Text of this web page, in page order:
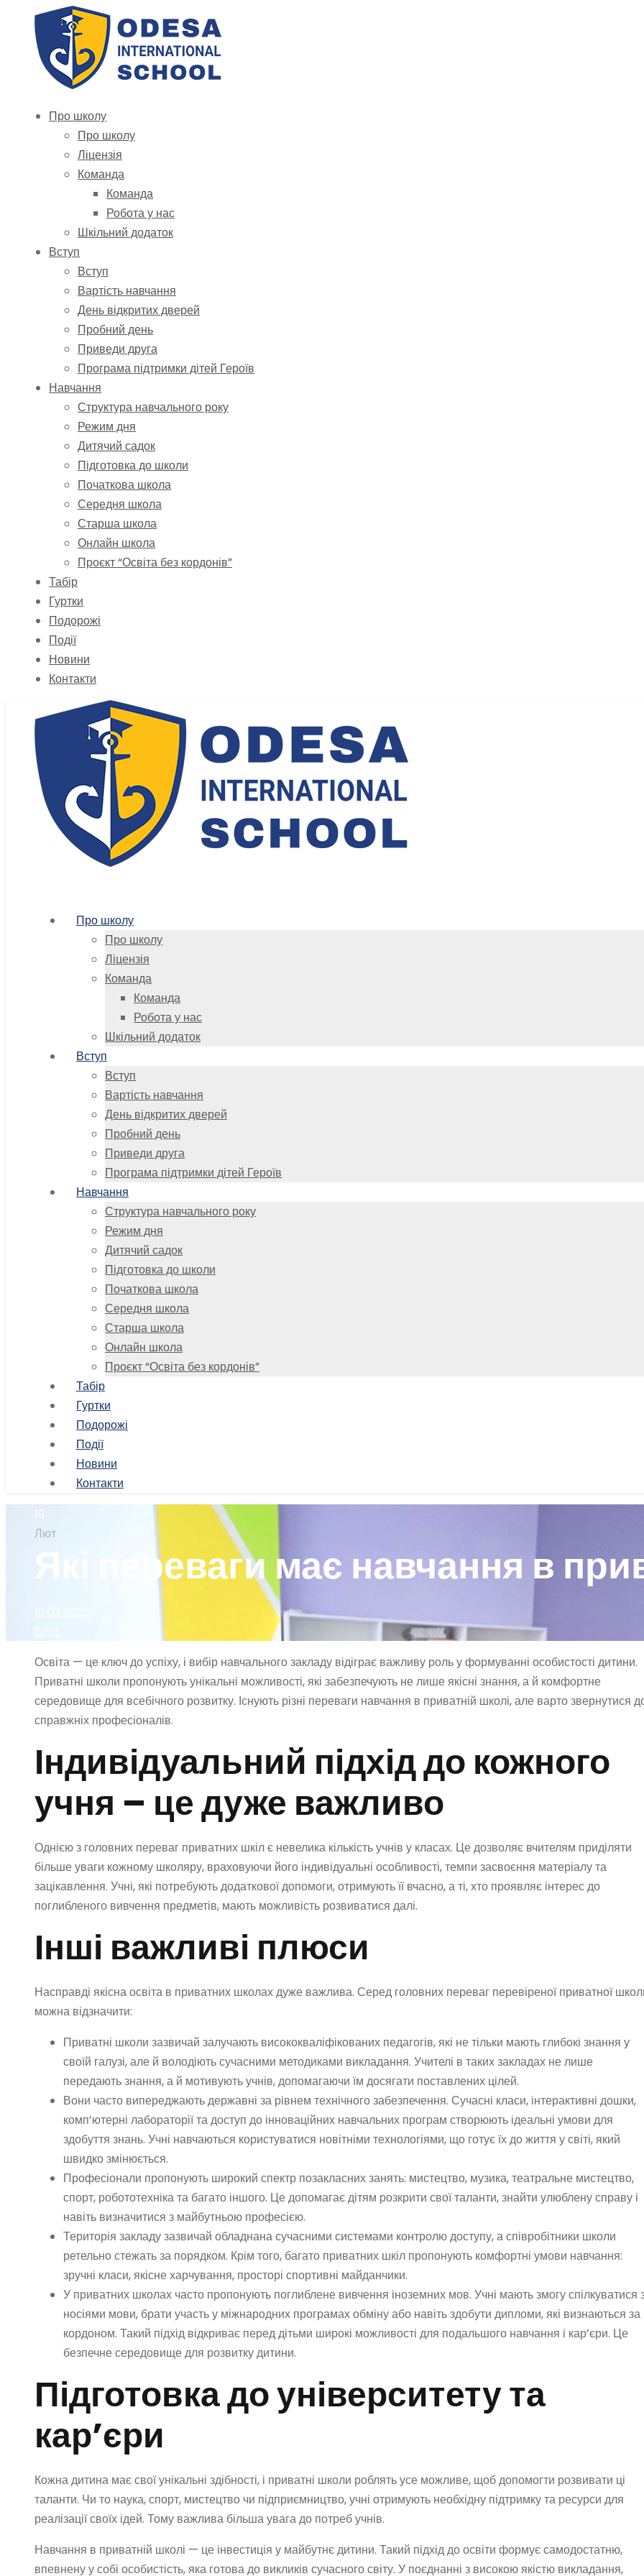
Про школу
Про школу
Ліцензія
Команда
Команда
Робота у нас
Шкільний додаток
Вступ
Вступ
Вартість навчання
День відкритих дверей
Пробний день
Приведи друга
Програма підтримки дітей Героїв
Навчання
Структура навчального року
Режим дня
Дитячий садок
Підготовка до школи
Початкова школа
Середня школа
Старша школа
Онлайн школа
Проєкт “Освіта без кордонів”
Табір
Гуртки
Подорожі
Події
Новини
Контакти
Про школу
Про школу
Ліцензія
Команда
Команда
Робота у нас
Шкільний додаток
Вступ
Вступ
Вартість навчання
День відкритих дверей
Пробний день
Приведи друга
Програма підтримки дітей Героїв
Навчання
Структура навчального року
Режим дня
Дитячий садок
Підготовка до школи
Початкова школа
Середня школа
Старша школа
Онлайн школа
Проєкт “Освіта без кордонів”
Табір
Гуртки
Подорожі
Події
Новини
Контакти
19
Лют
Які переваги має навчання в
19.02.2025
Блог
Освіта — це ключ до успіху, і вибір навчального закладу відіграє важливу роль у формуванні особистості дитини.
Приватні школи пропонують унікальні можливості, які забезпечують не лише якісні знання, а й комфортне
середовище для всебічного розвитку. Існують різні переваги навчання в приватній школі, але варто звернутися
справжніх професіоналів.
Індивідуальний підхід до кожного
учня – це дуже важливо
Однією з головних переваг приватних шкіл є невелика кількість учнів у класах. Це дозволяє вчителям приділяти
більше уваги кожному школяру, враховуючи його індивідуальні особливості, темпи засвоєння матеріалу та
зацікавлення. Учні, які потребують додаткової допомоги, отримують її вчасно, а ті, хто проявляє інтерес до
поглибленого вивчення предметів, мають можливість розвиватися далі.
Інші важливі плюси
Насправді якісна освіта в приватних школах дуже важлива. Серед головних переваг перевіреної приватної
можна відзначити:
Приватні школи зазвичай залучають висококваліфікованих педагогів, які не тільки мають глибокі знання у
своїй галузі, але й володіють сучасними методиками викладання. Учителі в таких закладах не лише
передають знання, а й мотивують учнів, допомагаючи їм досягати поставлених цілей.
Вони часто випереджають державні за рівнем технічного забезпечення. Сучасні класи, інтерактивні дошки,
комп’ютерні лабораторії та доступ до інноваційних навчальних програм створюють ідеальні умови для
здобуття знань. Учні навчаються користуватися новітніми технологіями, що готує їх до життя у світі, який
швидко змінюється.
Професіонали пропонують широкий спектр позакласних занять: мистецтво, музика, театральне мистецтво,
спорт, робототехніка та багато іншого. Це допомагає дітям розкрити свої таланти, знайти улюблену справу і
навіть визначитися з майбутньою професією.
Територія закладу зазвичай обладнана сучасними системами контролю доступу, а співробітники школи
ретельно стежать за порядком. Крім того, багато приватних шкіл пропонують комфортні умови навчання:
зручні класи, якісне харчування, просторі спортивні майданчики.
У приватних школах часто пропонують поглиблене вивчення іноземних мов. Учні мають змогу спілкуватися
носіями мови, брати участь у міжнародних програмах обміну або навіть здобути дипломи, які визнаються за
кордоном. Такий підхід відкриває перед дітьми широкі можливості для подальшого навчання і кар’єри. Це
безпечне середовище для розвитку дитини.
Підготовка до університету та
кар’єри
Кожна дитина має свої унікальні здібності, і приватні школи роблять усе можливе, щоб допомогти розвивати ці
таланти. Чи то наука, спорт, мистецтво чи підприємництво, учні отримують необхідну підтримку та ресурси для
реалізації своїх ідей. Тому важлива більша увага до потреб учнів.
Навчання в приватній школі — це інвестиція у майбутнє дитини. Такий підхід до освіти формує самодостатню,
впевнену у собі особистість, яка готова до викликів сучасного світу. У поєднанні з високою якістю викладання,